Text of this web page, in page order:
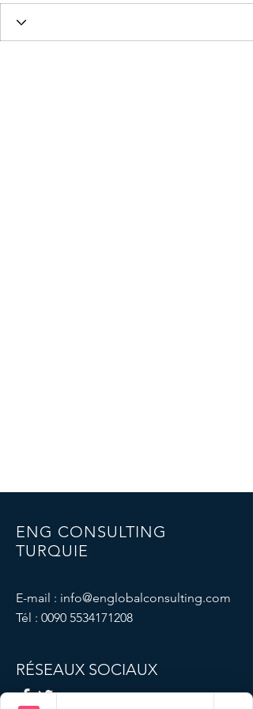
ENG CONSULTING
TURQUIE
E-mail : info@englobalconsulting.com
Tél : 0090 5534171208
RÉSEAUX SOCIAUX